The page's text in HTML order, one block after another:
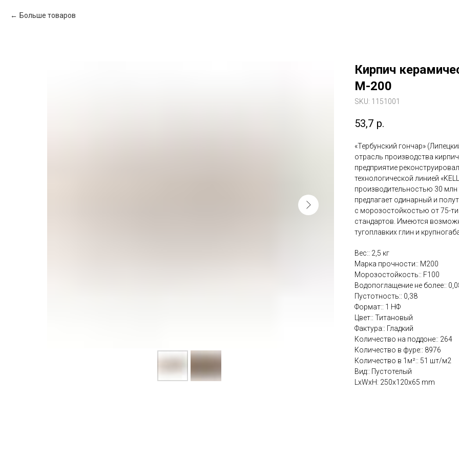
Больше товаров
Кирпич
М-200
SKU: 1151001
53,7 р.
«Тербунский гончар»
отрасль производства
предприятие
технологической линией
производительностью 30 млн
предлагает одинарный и
с морозостойкостью от 75-
стандартов. Имеются
тугоплавких глин и
Вес:: 2,5 кг
Марка прочности:: М200
Морозостойкость:: F100
Водопоглащение не более::
Пустотность:: 0,38
Формат:: 1 НФ
Цвет:: Титановый
Фактура:: Гладкий
Количество на поддоне:: 264
Количество в фуре:: 8976
Количество в 1м²:: 51 шт/м2
Вид:: Пустотелый
LxWxH: 250x120x65 mm